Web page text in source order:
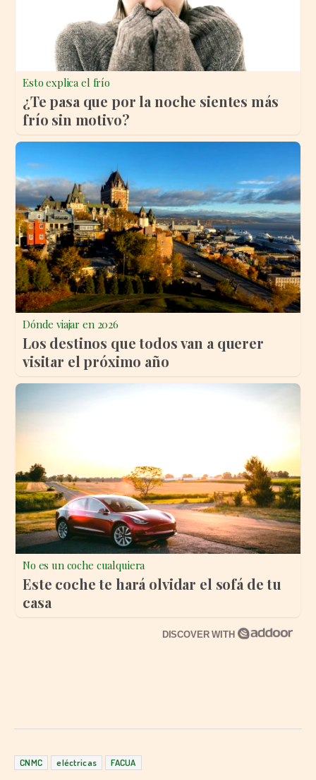
Esto explica el frío
¿Te pasa que por la noche sientes más
frío sin motivo?
Dónde viajar en 2026
Los destinos que todos van a querer
visitar el próximo año
No es un coche cualquiera
Este coche te hará olvidar el sofá de tu
casa
DISCOVER WITH
CNMC eléctricas FACUA